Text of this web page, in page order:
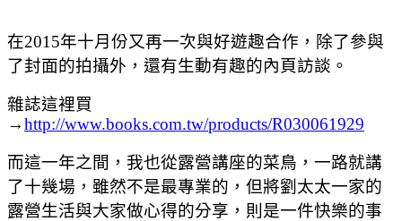
在2015年十月份又再一次與好遊趣合作，除了參與
了封面的拍攝外，還有生動有趣的內頁訪談。
雜誌這裡買
→http://www.books.com.tw/products/R030061929
而這一年之間，我也從露營講座的菜鳥，一路就講
了十幾場，雖然不是最專業的，但將劉太太一家的
露營生活與大家做心得的分享，則是一件快樂的事